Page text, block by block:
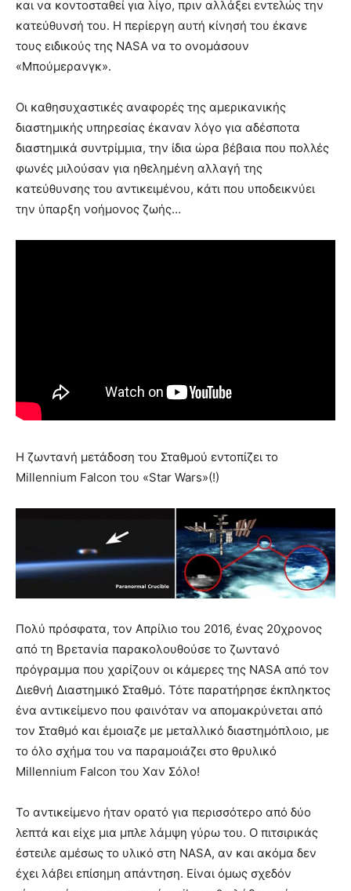
και να κοντοσταθεί για λίγο, πριν αλλάξει εντελώς την
κατεύθυνσή του. Η περίεργη αυτή κίνησή του έκανε
τους ειδικούς της NASA να το ονομάσουν
«Μπούμερανγκ».
Οι καθησυχαστικές αναφορές της αμερικανικής
διαστημικής υπηρεσίας έκαναν λόγο για αδέσποτα
διαστημικά συντρίμμια, την ίδια ώρα βέβαια που πολλές
φωνές μιλούσαν για ηθελημένη αλλαγή της
κατεύθυνσης του αντικειμένου, κάτι που υποδεικνύει
την ύπαρξη νοήμονος ζωής…
Η ζωντανή μετάδοση του Σταθμού εντοπίζει το
Millennium Falcon του «Star Wars»(!)
Πολύ πρόσφατα, τον Απρίλιο του 2016, ένας 20χρονος
από τη Βρετανία παρακολουθούσε το ζωντανό
πρόγραμμα που χαρίζουν οι κάμερες της NASA από τον
Διεθνή Διαστημικό Σταθμό. Τότε παρατήρησε έκπληκτος
ένα αντικείμενο που φαινόταν να απομακρύνεται από
τον Σταθμό και έμοιαζε με μεταλλικό διαστημόπλοιο, με
το όλο σχήμα του να παραμοιάζει στο θρυλικό
Millennium Falcon του Χαν Σόλο!
Το αντικείμενο ήταν ορατό για περισσότερο από δύο
λεπτά και είχε μια μπλε λάμψη γύρω του. Ο πιτσιρικάς
έστειλε αμέσως το υλικό στη NASA, αν και ακόμα δεν
έχει λάβει επίσημη απάντηση. Είναι όμως σχεδόν